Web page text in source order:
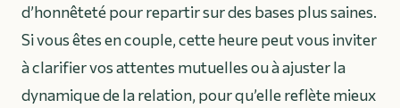
d’honnêteté pour repartir sur des bases plus saines.
Si vous êtes en couple, cette heure peut vous inviter
à clarifier vos attentes mutuelles ou à ajuster la
dynamique de la relation, pour qu’elle reflète mieux